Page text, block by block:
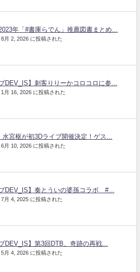
年「#書庫らでん」推薦図書まとめ...
8月 2, 2026 に投稿された
DEV_IS】刺客りりーかコロコロに参...
1月 16, 2026 に投稿された
水宮枢が初3Dライブ開催決定！ゲス...
6月 10, 2026 に投稿された
DEV_IS】奏とういの婆孫コラボ #...
7月 4, 2025 に投稿された
DEV_IS】第3回DTB、奇跡の再戦...
5月 4, 2026 に投稿された